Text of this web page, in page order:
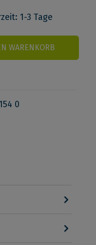
1-3 Tage
WARENKORB
0